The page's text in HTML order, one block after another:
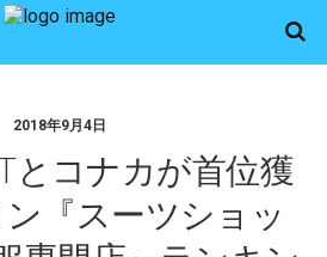
2018年9月4日
とコナカが首位獲
『スーツショッ